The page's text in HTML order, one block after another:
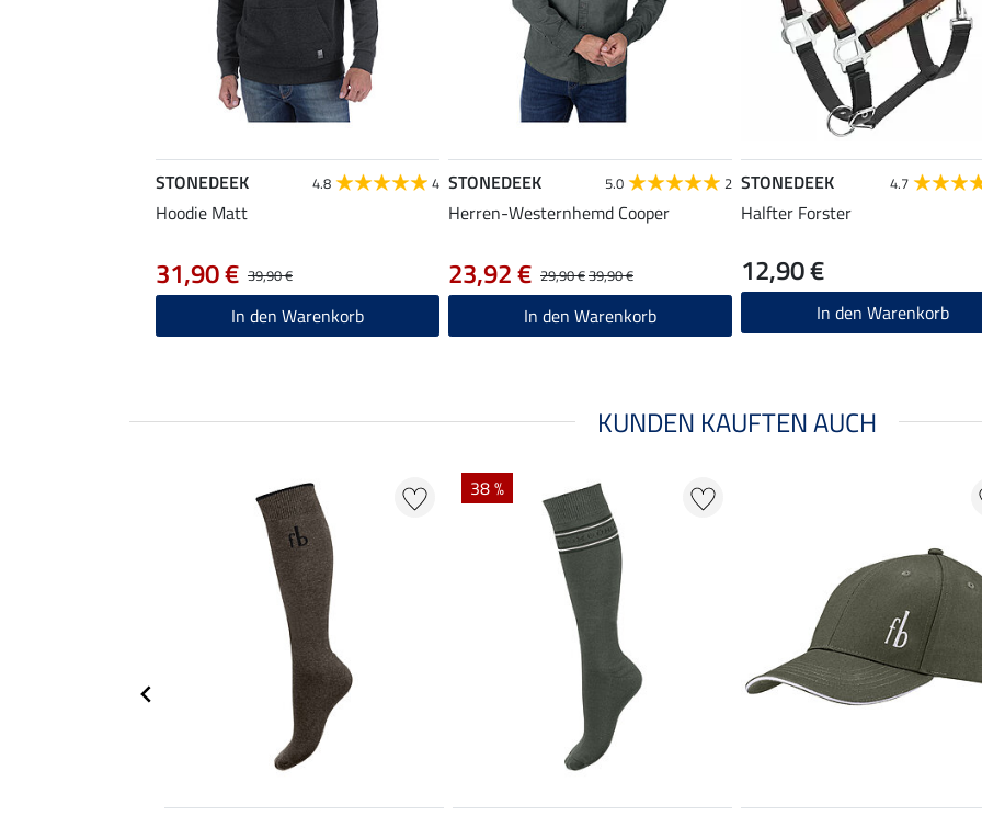
STONEDEEK 4.8 4
Hoodie Matt
39,90 €
31,90 €
In den Warenkorb
STONEDEEK 5.0 2
Herren-Westernhemd Cooper
29,90 €39,90 €
23,92 €
In den Warenkorb
STONEDEEK 4.7
Halfter Forster
12,90 €
In den Warenkorb
KUNDEN KAUFTEN AUCH
38 %